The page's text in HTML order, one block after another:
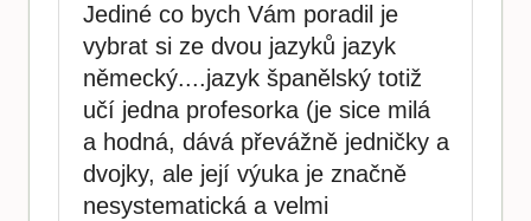
Jediné co bych Vám poradil je
vybrat si ze dvou jazyků jazyk
německý....jazyk španělský totiž
učí jedna profesorka (je sice milá
a hodná, dává převážně jedničky a
dvojky, ale její výuka je značně
nesystematická a velmi